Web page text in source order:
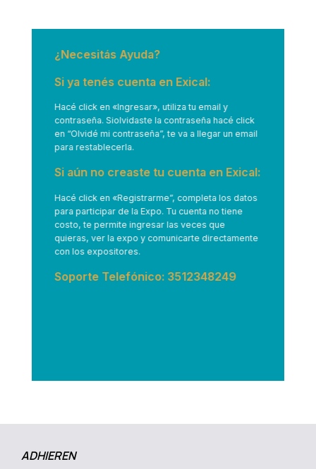
¿Necesitás Ayuda?
Si ya tenés cuenta en Exical:
Hacé click en «Ingresar», utiliza tu email y
contraseña. Siolvidaste la contraseña hacé click
en “Olvidé mi contraseña”, te va a llegar un email
para restablecerla.
Si aún no creaste tu cuenta en Exical:
Hacé click en «Registrarme”, completa los datos
para participar de la Expo. Tu cuenta no tiene
costo, te permite ingresar las veces que
quieras, ver la expo y comunicarte directamente
con los expositores.
Soporte Telefónico: 3512348249
ADHIEREN